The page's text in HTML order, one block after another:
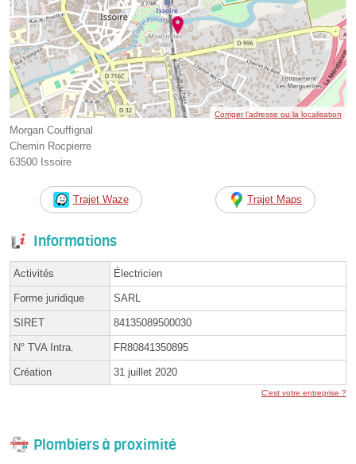
Corriger l’adresse ou la localisation
Morgan Couffignal
Chemin Rocpierre
63500 Issoire
Trajet Waze Trajet Maps
Informations
Activités Électricien
Forme juridique SARL
SIRET 84135089500030
N° TVA Intra. FR80841350895
Création 31 juillet 2020
C'est votre entreprise ?
Plombiers à proximité